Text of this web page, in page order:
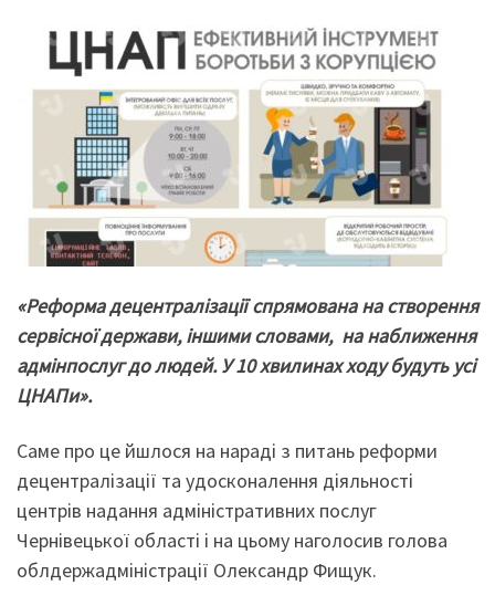
«Реформа децентралізації спрямована на створення
сервісної держави, іншими словами, на наближення
адмінпослуг до людей. У 10 хвилинах ходу будуть усі
ЦНАПи».
Саме про це йшлося на нараді з питань реформи
децентралізації та удосконалення діяльності
центрів надання адміністративних послуг
Чернівецької області і на цьому наголосив голова
облдержадміністрації Олександр Фищук.